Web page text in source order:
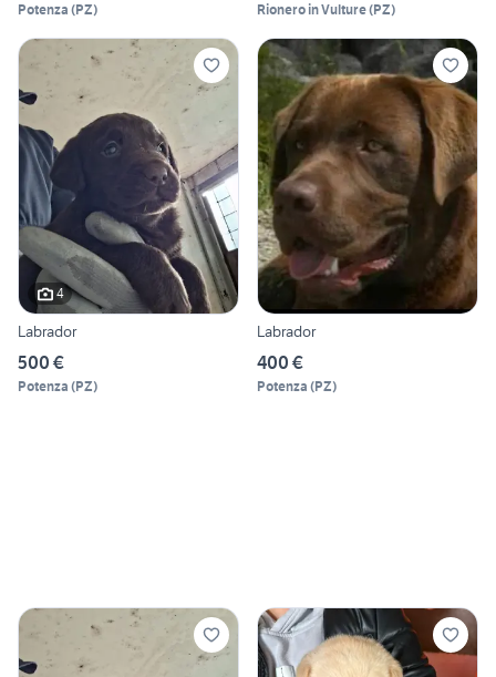
Potenza (PZ) Rionero in Vulture(PZ)
4
Labrador
500 €
Potenza (PZ)
Labrador
400 €
Potenza (PZ)